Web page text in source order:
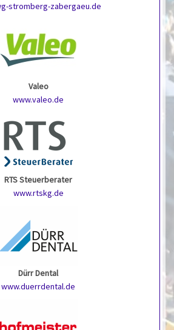
stromberg-zabergaeu.de
Valeo
www.valeo.de
RTS Steuerberater
www.rtskg.de
Dürr Dental
www.duerrdental.de